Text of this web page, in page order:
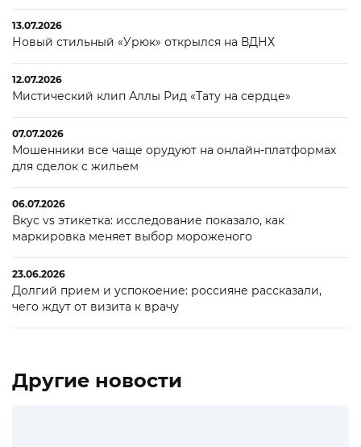
13.07.2026
Новый стильный «Урюк» открылся на ВДНХ
12.07.2026
Мистический клип Аллы Рид «Тату на сердце»
07.07.2026
Мошенники все чаще орудуют на онлайн-платформах
для сделок с жильем
06.07.2026
Вкус vs этикетка: исследование показало, как
маркировка меняет выбор мороженого
23.06.2026
Долгий прием и успокоение: россияне рассказали,
чего ждут от визита к врачу
Другие новости